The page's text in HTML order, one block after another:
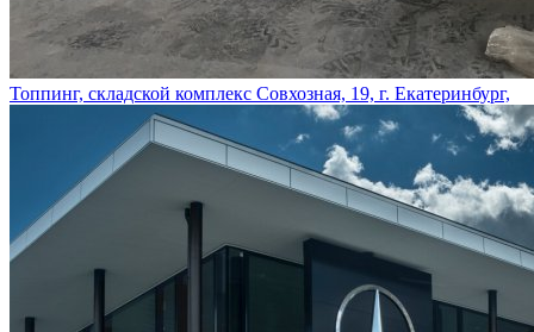
Топпинг, складской комплекс Совхозная, 19, г. Екатеринбург,